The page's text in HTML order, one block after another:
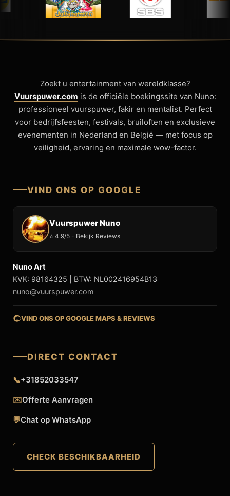
Zoekt u entertainment van wereldklasse?
Vuurspuwer.com is de officiële boekingssite van Nuno:
professioneel vuurspuwer, fakir en mentalist. Perfect
voor bedrijfsfeesten, festivals, bruiloften en exclusieve
evenementen in Nederland en België — met focus op
veiligheid, ervaring en maximale wow-factor.
VIND ONS OP GOOGLE
Vuurspuwer Nuno
⭐ 4.9/5 - Bekijk Reviews
Nuno Art
KVK: 98164325 | BTW: NL002416954B13
nuno@vuurspuwer.com
VIND ONS OP GOOGLE MAPS & REVIEWS
DIRECT CONTACT
📞+31852033547
✉️Offerte Aanvragen
💬Chat op WhatsApp
CHECK BESCHIKBAARHEID